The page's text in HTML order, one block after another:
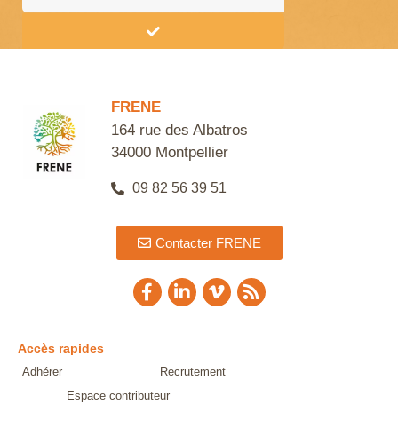
FRENE
164 rue des Albatros
34000 Montpellier
09 82 56 39 51
Contacter FRENE
Accès rapides
Adhérer
Recrutement
Espace contributeur